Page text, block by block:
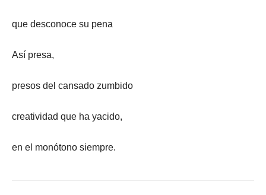
que desconoce su pena
Así presa,
presos del cansado zumbido
creatividad que ha yacido,
en el monótono siempre.